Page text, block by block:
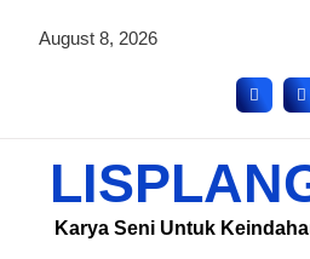
August 8, 2026
Karya Seni Untuk